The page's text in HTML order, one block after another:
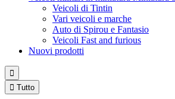
Veicoli di Tintin
Vari veicoli e marche
Auto di Spirou e Fantasio
Veicoli Fast and furious
Nuovi prodotti

 Tutto